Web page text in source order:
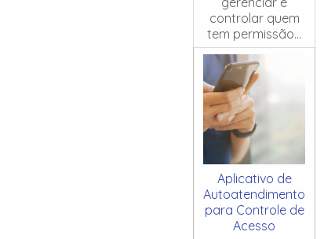
controlar quem
tem permissão...
Aplicativo de
Autoatendimento
para Controle de
Acesso